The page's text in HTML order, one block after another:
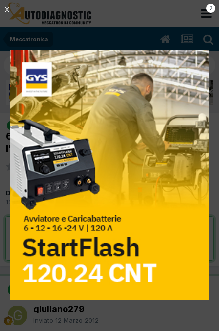
Meccatronica
risolto
[Ford C-Max 11/2003 1.600cc ????
66Kw Diesel] Ora e data si azzerano dopo
l'avviamento.
Da giuliano279
12 Marzo 2012in
VAI ALLA SOLUZIONE
Risolta da giuliano279,12 Marzo 2012
giuliano279
Inviato 12 Marzo 2012
2
X